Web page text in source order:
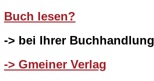
Buch lesen?
-> bei Ihrer Buchhandlung
-> Gmeiner Verlag